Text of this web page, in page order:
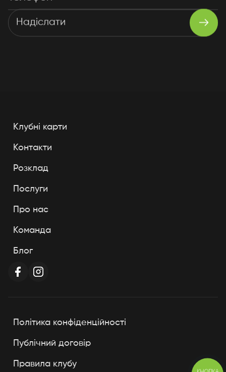
Надіслати
Клубні карти
Контакти
Розклад
Послуги
Про нас
Команда
Блог
Політика конфіденційності
Публічний договір
Правила клубу
Дякуємо за заявку!
Продовжити